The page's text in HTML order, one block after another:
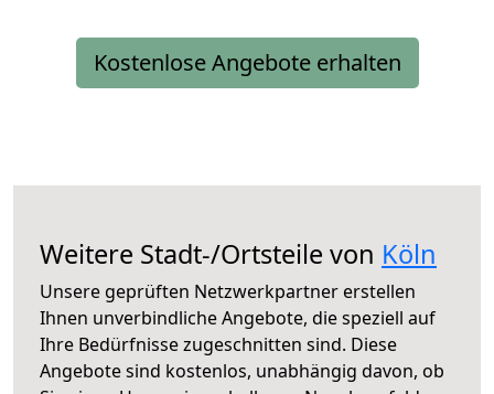
Kostenlose Angebote erhalten
Weitere Stadt-/Ortsteile von Köln
Unsere geprüften Netzwerkpartner erstellen
Ihnen unverbindliche Angebote, die speziell auf
Ihre Bedürfnisse zugeschnitten sind. Diese
Angebote sind kostenlos, unabhängig davon, ob